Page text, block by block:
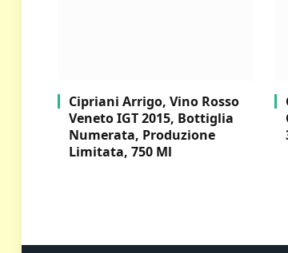
Cipriani Arrigo, Vino Rosso
Veneto IGT 2015, Bottiglia
Numerata, Produzione
Limitata, 750 Ml